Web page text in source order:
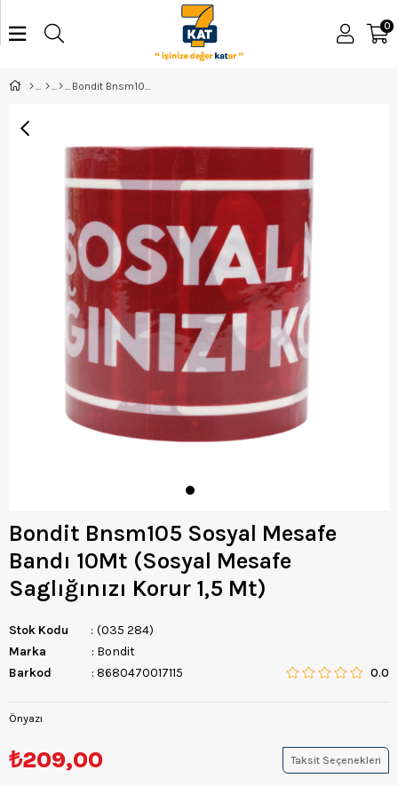
0
Bondit Bnsm105 Sosyal Mesafe
Bandı 10Mt (Sosyal Mesafe
Saglığınızı Korur 1,5 Mt)
Stok Kodu
(035 284)
Marka
: Bondit
Barkod
: 8680470017115 0.0
Önyazı
₺209,00 Taksit Seçenekleri